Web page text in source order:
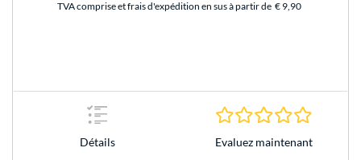
TVA comprise et frais d'expédition en sus à partir de € 9,90
Détails Evaluez maintenant